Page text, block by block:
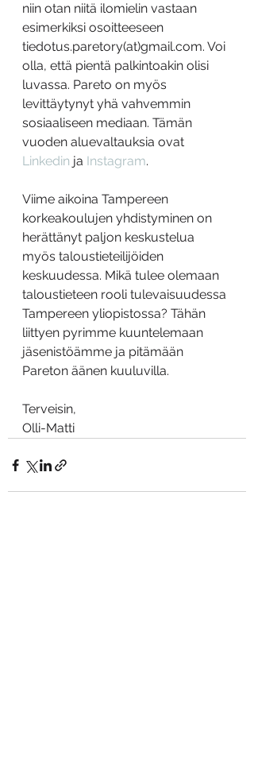
niin otan niitä ilomielin vastaan
esimerkiksi osoitteeseen
tiedotus.paretory(at)gmail.com. Voi
olla, että pientä palkintoakin olisi
luvassa. Pareto on myös
levittäytynyt yhä vahvemmin
sosiaaliseen mediaan. Tämän
vuoden aluevaltauksia ovat
Linkedin ja Instagram.
Viime aikoina Tampereen
korkeakoulujen yhdistyminen on
herättänyt paljon keskustelua
myös taloustieteilijöiden
keskuudessa. Mikä tulee olemaan
taloustieteen rooli tulevaisuudessa
Tampereen yliopistossa? Tähän
liittyen pyrimme kuuntelemaan
jäsenistöämme ja pitämään
Pareton äänen kuuluvilla.
Terveisin,
Olli-Matti